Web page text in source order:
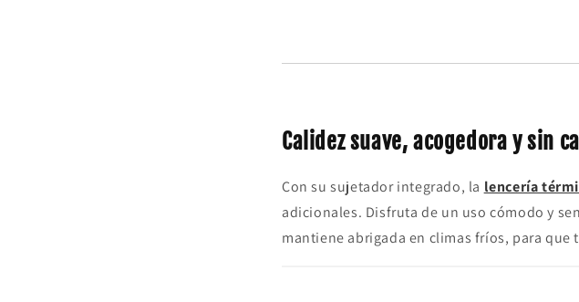
Calidez suave, acogedora y sin
Con su sujetador integrado, la lencería
adicionales. Disfruta de un uso cómodo y
mantiene abrigada en climas fríos, para que